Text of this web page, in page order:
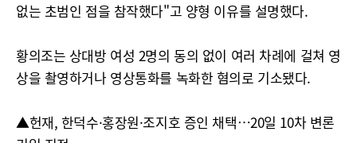
없는 초범인 점을 참작했다"고 양형 이유를 설명했다.
황의조는 상대방 여성 2명의 동의 없이 여러 차례에 걸쳐 영
상을 촬영하거나 영상통화를 녹화한 혐의로 기소됐다.
▲헌재, 한덕수·홍장원·조지호 증인 채택…20일 10차 변론